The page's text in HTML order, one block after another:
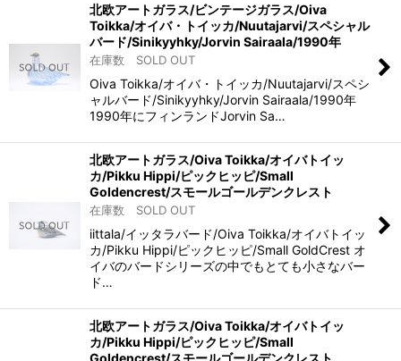
北欧アートガラス/ビンテージガラス/Oiva
Toikka/オイバ・トイッカ/Nuutajarvi/スペシャル
バード/Sinikyyhky/Jorvin Sairaala/1990年
在庫数 SOLD OUT
Oiva Toikka/オイバ・トイッカ/Nuutajarvi/スペシ
ャルバード/Sinikyyhky/Jorvin Sairaala/1990年
1990年にフィンランドJorvin Sa…
北欧アートガラス/Oiva Toikka/オイバトイッ
カ/Pikku Hippi/ピックヒッピ/Small
Goldencrest/スモールゴールデンクレスト
在庫数 SOLD OUT
iittala/イッタラバード/Oiva Toikka/オイバトイッ
カ/Pikku Hippi/ピックヒッピ/Small GoldCrest オ
イバのバードシリーズの中でもとても小さなバー
ド…
北欧アートガラス/Oiva Toikka/オイバトイッ
カ/Pikku Hippi/ピックヒッピ/Small